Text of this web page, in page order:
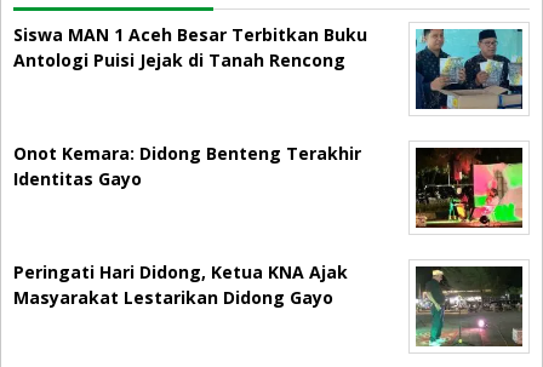
Siswa MAN 1 Aceh Besar Terbitkan Buku
Antologi Puisi Jejak di Tanah Rencong
Onot Kemara: Didong Benteng Terakhir
Identitas Gayo
Peringati Hari Didong, Ketua KNA Ajak
Masyarakat Lestarikan Didong Gayo